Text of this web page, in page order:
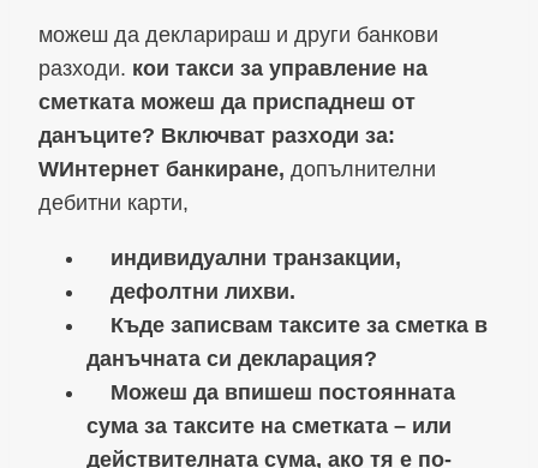
можеш да декларираш и други банкови
разходи. кои такси за управление на
сметката можеш да приспаднеш от
данъците? Включват разходи за:
WИнтернет банкиране, допълнителни
дебитни карти,
индивидуални транзакции,
дефолтни лихви.
Къде записвам таксите за сметка в
данъчната си декларация?
Можеш да впишеш постоянната
сума за таксите на сметката – или
действителната сума, ако тя е по-